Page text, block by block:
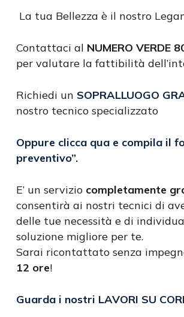
La tua Bellezza è il nostro
Contattaci al NUMERO VERDE
per valutare la fattibilità
Richiedi un SOPRALLUOGO
nostro tecnico specializzato
Oppure clicca qua e compila il
preventivo”.
E’ un servizio completamente
consentirà ai nostri tecnici di
delle tue necessità e di
soluzione migliore per te.
Sarai ricontattato senza
12 ore!
Guarda i nostri LAVORI SU